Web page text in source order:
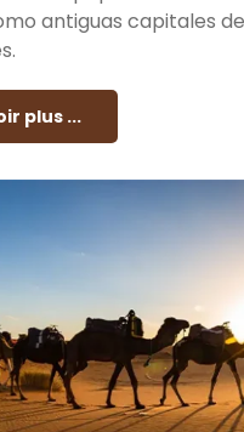
antiguas capitales
plus ...